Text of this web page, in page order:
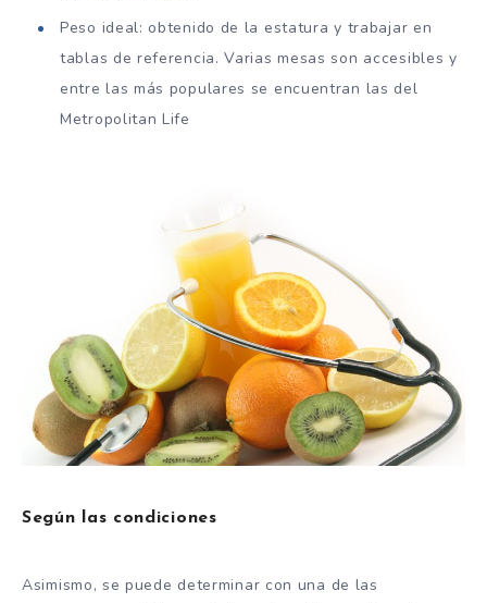
Peso ideal: obtenido de la estatura y trabajar en
tablas de referencia. Varias mesas son accesibles y
entre las más populares se encuentran las del
Metropolitan Life
Según las condiciones
Asimismo, se puede determinar con una de las